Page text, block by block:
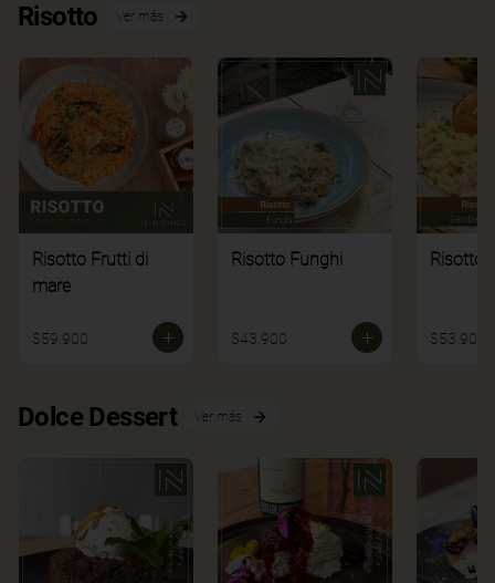
Risotto Ver más
Risotto Frutti di
mare
$59.900
Risotto Funghi
$43.900
Risotto
$53.900
Dolce Dessert Ver más